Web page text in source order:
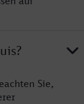
Sie,